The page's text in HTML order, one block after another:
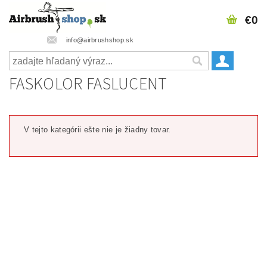
info@airbrushshop.sk
€0
FASKOLOR FASLUCENT
V tejto kategórii ešte nie je žiadny tovar.